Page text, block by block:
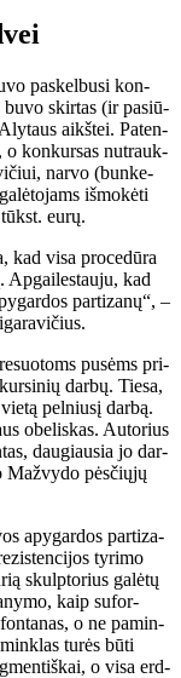
pa­skel­bu­si kon­
bu­vo skir­tas (ir pa­siū­
aikš­tei. Pa­ten­
o kon­kur­sas nu­trauk­
nar­vo (bun­ke­
iš­mo­kė­ti
eu­rų.
kad vi­sa pro­ce­dū­ra
Ap­gai­les­tau­ju, kad
par­ti­za­nų“, –
pu­sėms pri­
dar­bų. Tie­sa,
pel­niu­sį dar­bą.
obe­lis­kas. Au­to­rius
dau­giau­sia jo dar­
Maž­vy­do pės­čių­jų
apy­gar­dos par­ti­za­
ty­ri­mo
skulp­to­rius ga­lė­tų
kaip su­for­
o ne pa­min­
tu­rės bū­ti
o vi­sa erd­